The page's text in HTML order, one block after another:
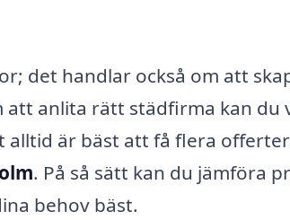
det handlar också om att
anlita rätt städfirma kan du
alltid är bäst att få flera
. På så sätt kan du jämföra
behov bäst.